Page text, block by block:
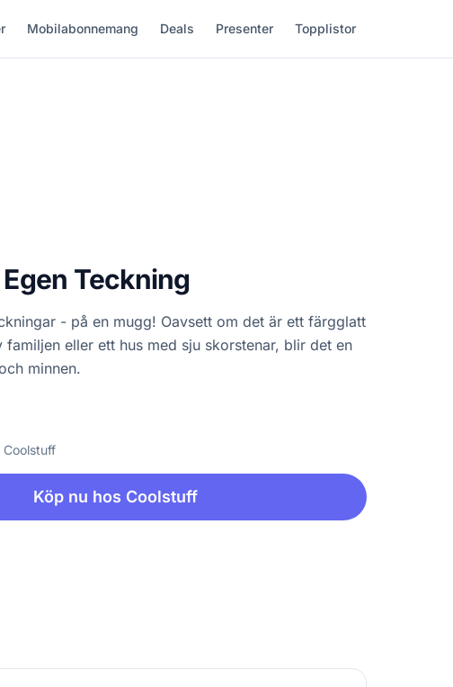
Mobilabonnemang Deals Presenter Topplistor
Teckning
- på en mugg! Oavsett om det är ett färgglatt
eller ett hus med sju skorstenar, blir det en
minnen.
Coolstuff
Köp nu hos Coolstuff